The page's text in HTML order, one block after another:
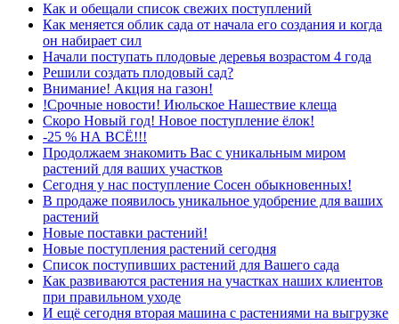
Как и обещали список свежих поступлений
Как меняется облик сада от начала его создания и когда
он набирает сил
Начали поступать плодовые деревья возрастом 4 года
Решили создать плодовый сад?
Внимание! Акция на газон!
!Срочные новости! Июльское Нашествие клеща
Скоро Новый год! Новое поступление ёлок!
-25 % НА ВСЁ!!!
Продолжаем знакомить Вас с уникальным миром
растений для ваших участков
Сегодня у нас поступление Сосен обыкновенных!
В продаже появилось уникальное удобрение для ваших
растений
Новые поставки растений!
Новые поступления растений сегодня
Список поступивших растений для Вашего сада
Как развиваются растения на участках наших клиентов
при правильном уходе
И ещё сегодня вторая машина с растениями на выгрузке